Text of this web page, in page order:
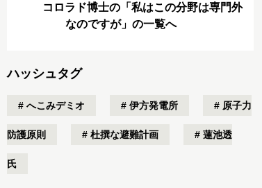
コロラド博士の「私はこの分野は専門外
なのですが」の一覧へ
ハッシュタグ
へこみデミオ 伊方発電所 原子力
防護原則 杜撰な避難計画 蓮池透
氏